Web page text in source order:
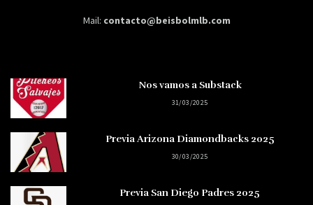
Mail: contacto@beisbolmlb.com
Nos vamos a Substack
31/03/2025
Previa Arizona Diamondbacks 2025
30/03/2025
Previa San Diego Padres 2025